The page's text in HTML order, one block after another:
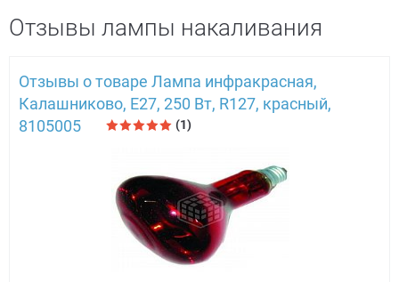
Отзывы лампы накаливания
Отзывы о товаре Лампа инфракрасная,
Калашниково, Е27, 250 Вт, R127, красный,
8105005
(1)